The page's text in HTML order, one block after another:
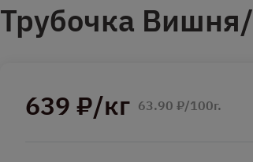
Трубочка
639 ₽/кг 63.90 ₽/100г.